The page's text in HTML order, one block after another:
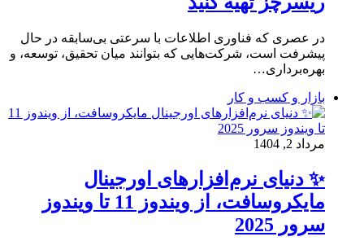
در عصری که فناوری اطلاعات با سرعتی بی‌سابقه در حال
پیشرفت است، شرکت‌هایی که بتوانند میان تحقیق، توسعه، و
بهره‌برداری…
بازار و کسب و کار
مرداد 2, 1404
✨ دنیای نرم‌افزارهای اورجینال
مایکروسافت، از ویندوز 11 تا ویندوز
سرور 2025